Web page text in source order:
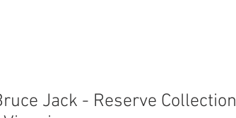
Jack - Reserve Collection